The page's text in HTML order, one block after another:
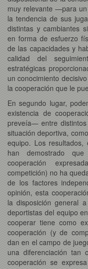
muy relevante —para
la tendencia de sus
distintas y cambiantes
en forma de esfuerzo
de las capacidades y
calidad del
estratégicas
un conocimiento
la cooperación que le
En segundo lugar,
existencia de
preveía— entre
situación deportiva,
equipo. Los resultados,
han demostrado
cooperación
competición) no ha
de los factores
opinión, esta
la disposición general
deportistas del equipo
cooperar tiene como
cooperación (y de
dan en el campo de
una diferenciación tan
cooperación se